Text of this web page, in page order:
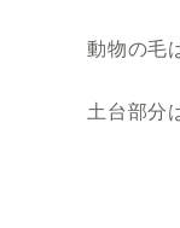
動物の毛
土台部分